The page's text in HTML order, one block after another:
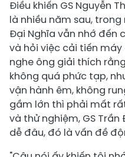
Điều khiến GS Nguyễn
là nhiều năm sau,
Đại Nghĩa vẫn nhớ đến
và hỏi việc cải tiến máy
nghe ông giải thích
không quá phức tạp,
vận hành êm, không
gầm lớn thì phải mất
và thử nghiệm, GS Trần
dễ đâu, đó là vấn đề